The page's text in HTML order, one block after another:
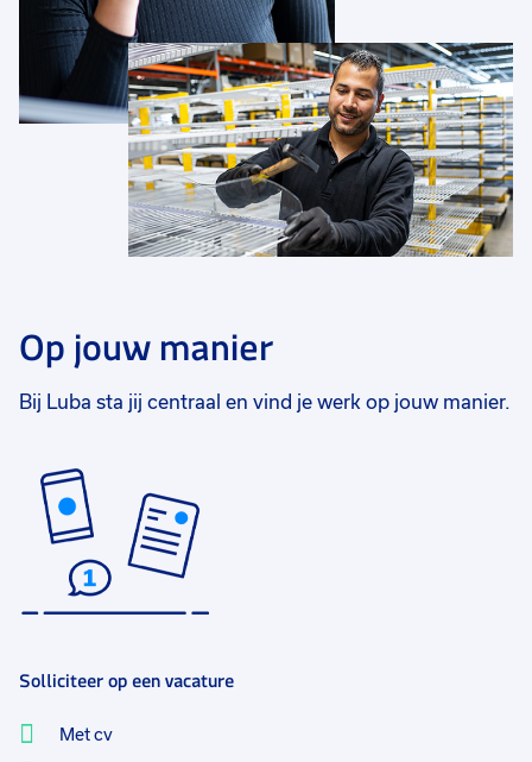
Op jouw manier
Bij Luba sta jij centraal en vind je werk op jouw manier.
Solliciteer op een vacature
Met cv